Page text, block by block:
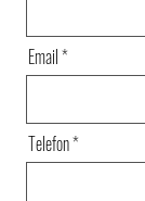
Email
Telefon